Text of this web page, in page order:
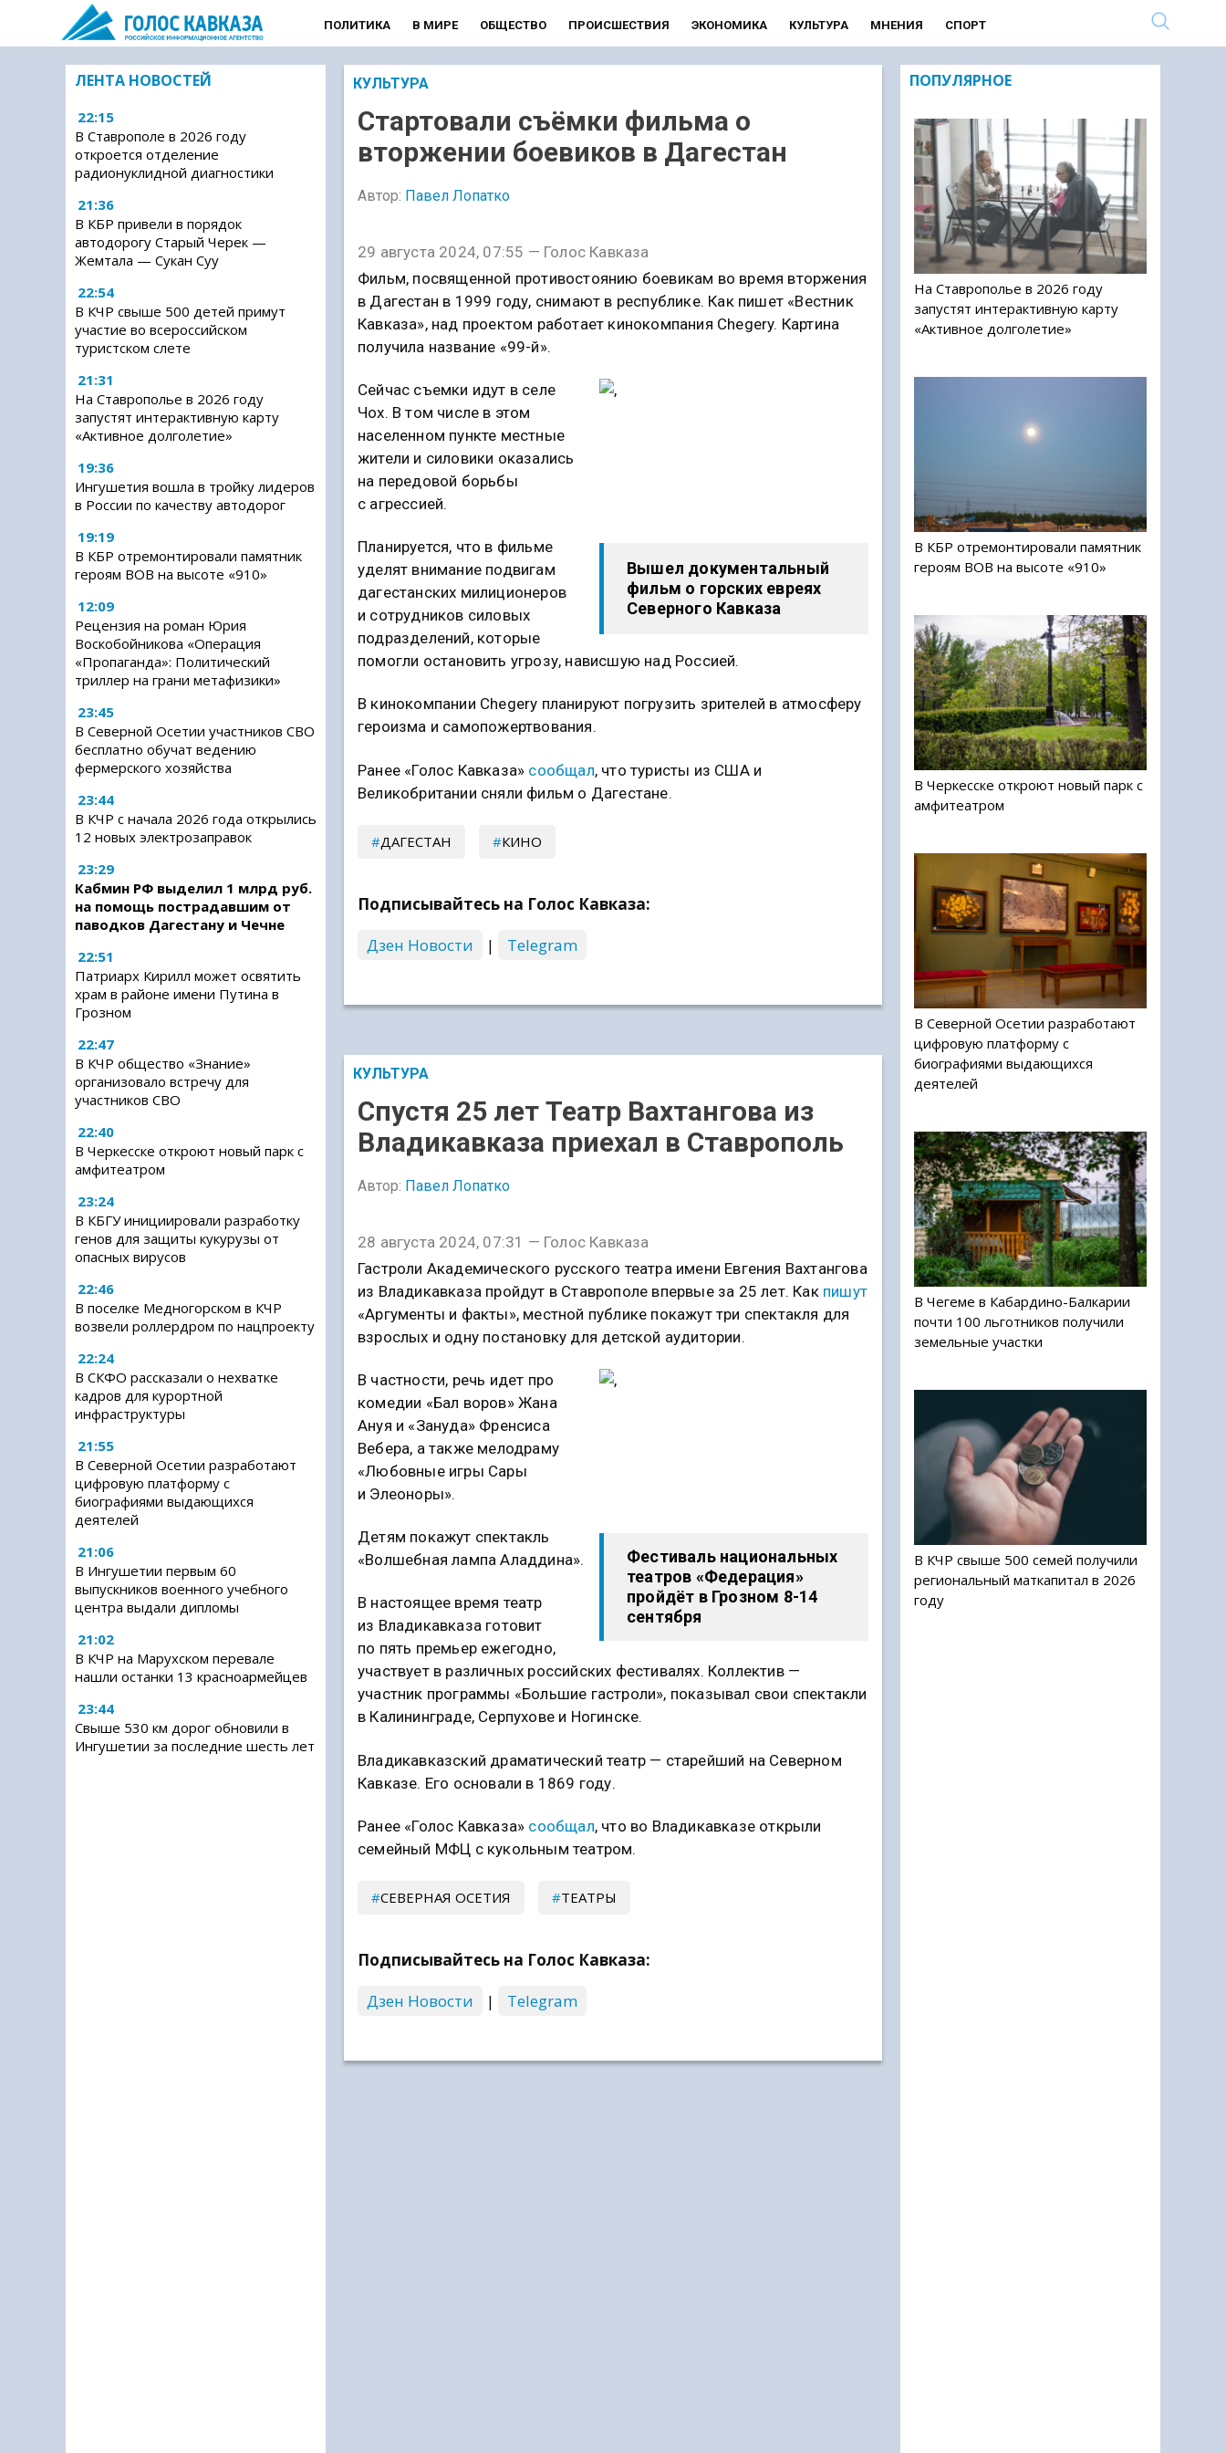
ПОЛИТИКА В МИРЕ ОБЩЕСТВО ПРОИСШЕСТВИЯ ЭКОНОМИКА КУЛЬТУРА МНЕНИЯ СПОРТ
ЛЕНТА НОВОСТЕЙ
22:15
В Ставрополе в 2026 году
откроется отделение
радионуклидной диагностики
21:36
В КБР привели в порядок
автодорогу Старый Черек —
Жемтала — Сукан Суу
22:54
В КЧР свыше 500 детей примут
участие во всероссийском
туристском слете
21:31
На Ставрополье в 2026 году
запустят интерактивную карту
«Активное долголетие»
19:36
Ингушетия вошла в тройку лидеров
в России по качеству автодорог
19:19
В КБР отремонтировали памятник
героям ВОВ на высоте «910»
12:09
Рецензия на роман Юрия
Воскобойникова «Операция
«Пропаганда»: Политический
триллер на грани метафизики»
23:45
В Северной Осетии участников СВО
бесплатно обучат ведению
фермерского хозяйства
23:44
В КЧР с начала 2026 года открылись
12 новых электрозаправок
23:29
Кабмин РФ выделил 1 млрд руб.
на помощь пострадавшим от
паводков Дагестану и Чечне
22:51
Патриарх Кирилл может освятить
храм в районе имени Путина в
Грозном
22:47
В КЧР общество «Знание»
организовало встречу для
участников СВО
22:40
В Черкесске откроют новый парк с
амфитеатром
23:24
В КБГУ инициировали разработку
генов для защиты кукурузы от
опасных вирусов
22:46
В поселке Медногорском в КЧР
возвели роллердром по нацпроекту
22:24
В СКФО рассказали о нехватке
кадров для курортной
инфраструктуры
21:55
В Северной Осетии разработают
цифровую платформу с
биографиями выдающихся
деятелей
21:06
В Ингушетии первым 60
выпускников военного учебного
центра выдали дипломы
21:02
В КЧР на Марухском перевале
нашли останки 13 красноармейцев
23:44
Свыше 530 км дорог обновили в
Ингушетии за последние шесть лет
КУЛЬТУРА
Стартовали съёмки фильма о
вторжении боевиков в Дагестан
Автор: Павел Лопатко
29 августа 2024, 07:55 — Голос Кавказа
Фильм, посвященной противостоянию боевикам во время вторжения
в Дагестан в 1999 году, снимают в республике. Как пишет «Вестник
Кавказа», над проектом работает кинокомпания Chegery. Картина
получила название «99-й».
Вышел документальный
фильм о горских евреях
Северного Кавказа
Сейчас съемки идут в селе
Чох. В том числе в этом
населенном пункте местные
жители и силовики оказались
на передовой борьбы
с агрессией.
Планируется, что в фильме
уделят внимание подвигам
дагестанских милиционеров
и сотрудников силовых
подразделений, которые
помогли остановить угрозу, нависшую над Россией.
В кинокомпании Chegery планируют погрузить зрителей в атмосферу
героизма и самопожертвования.
Ранее «Голос Кавказа» сообщал, что туристы из США и
Великобритании сняли фильм о Дагестане.
ДАГЕСТАН КИНО
Подписывайтесь на Голос Кавказа:
Дзен Новости
| Telegram
КУЛЬТУРА
Спустя 25 лет Театр Вахтангова из
Владикавказа приехал в Ставрополь
Автор: Павел Лопатко
28 августа 2024, 07:31 — Голос Кавказа
Гастроли Академического русского театра имени Евгения Вахтангова
из Владикавказа пройдут в Ставрополе впервые за 25 лет. Как пишут
«Аргументы и факты», местной публике покажут три спектакля для
взрослых и одну постановку для детской аудитории.
Фестиваль национальных
театров «Федерация»
пройдёт в Грозном 8-14
сентября
В частности, речь идет про
комедии «Бал воров» Жана
Ануя и «Зануда» Френсиса
Вебера, а также мелодраму
«Любовные игры Сары
и Элеоноры».
Детям покажут спектакль
«Волшебная лампа Аладдина».
В настоящее время театр
из Владикавказа готовит
по пять премьер ежегодно,
участвует в различных российских фестивалях. Коллектив —
участник программы «Большие гастроли», показывал свои спектакли
в Калининграде, Серпухове и Ногинске.
Владикавказский драматический театр — старейший на Северном
Кавказе. Его основали в 1869 году.
Ранее «Голос Кавказа» сообщал, что во Владикавказе открыли
семейный МФЦ с кукольным театром.
СЕВЕРНАЯ ОСЕТИЯ ТЕАТРЫ
Подписывайтесь на Голос Кавказа:
Дзен Новости
| Telegram
ПОПУЛЯРНОЕ
На Ставрополье в 2026 году
запустят интерактивную карту
«Активное долголетие»
В КБР отремонтировали памятник
героям ВОВ на высоте «910»
В Черкесске откроют новый парк с
амфитеатром
В Северной Осетии разработают
цифровую платформу с
биографиями выдающихся
деятелей
В Чегеме в Кабардино-Балкарии
почти 100 льготников получили
земельные участки
В КЧР свыше 500 семей получили
региональный маткапитал в 2026
году